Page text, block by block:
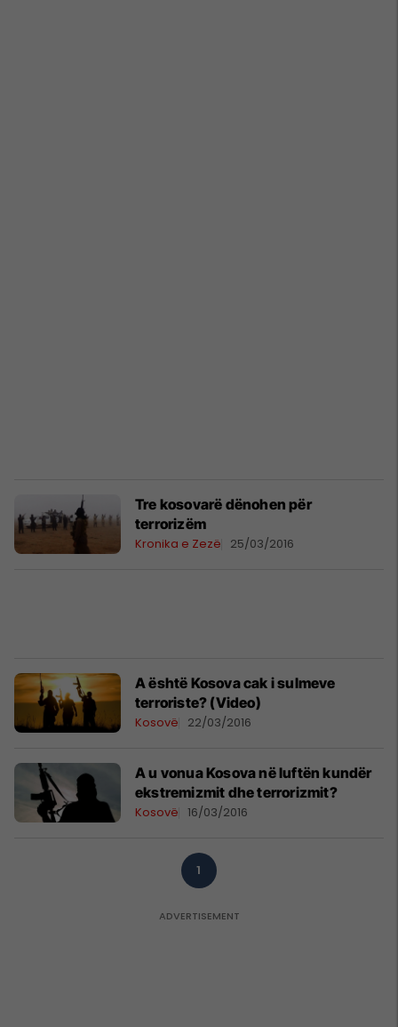
Tre kosovarë dënohen për
terrorizëm
Kronika e Zezë 25/03/2016
A është Kosova cak i sulmeve
terroriste? (Video)
Kosovë 22/03/2016
A u vonua Kosova në luftën kundër
ekstremizmit dhe terrorizmit?
Kosovë 16/03/2016
1